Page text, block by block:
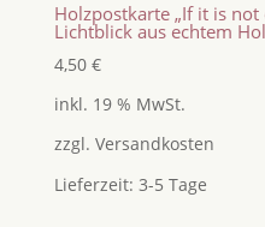
Holzpostkarte „If it is
Lichtblick aus echtem
4,50 €
inkl. 19 % MwSt.
zzgl. Versandkosten
Lieferzeit: 3-5 Tage